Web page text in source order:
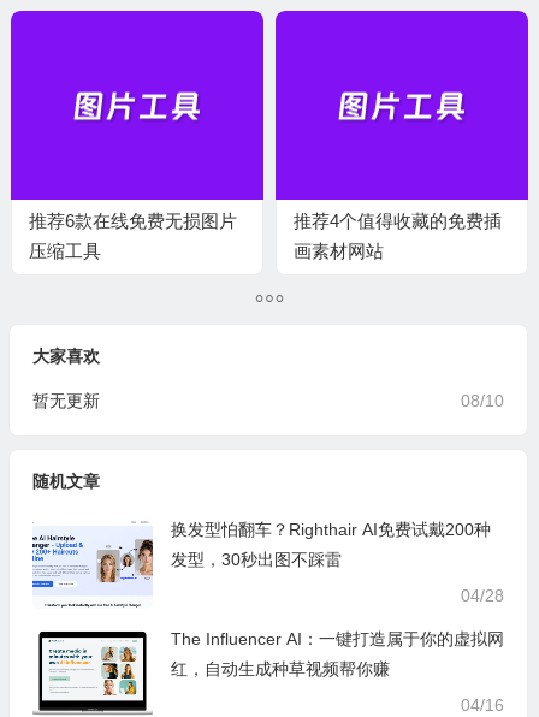
推荐6款在线免费无损图片
压缩工具
推荐4个值得收藏的免费插
画素材网站
大家喜欢
08/10
暂无更新
随机文章
换发型怕翻车？Righthair AI免费试戴200种
发型，30秒出图不踩雷
04/28
The Influencer AI：一键打造属于你的虚拟网
红，自动生成种草视频帮你赚
04/16